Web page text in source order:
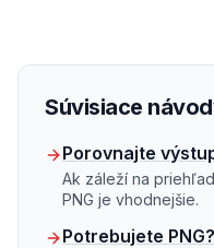
Súvisiace
Porovnajte
Ak záleží na
PNG je vhodnejšie.
Potrebujete